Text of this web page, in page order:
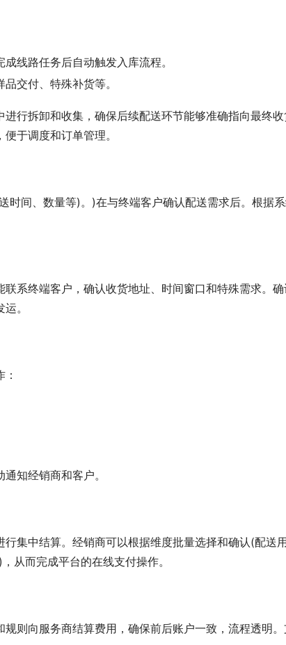
线路任务后自动触发入库流程。
交付、特殊补货等。
行拆卸和收集，确保后续配送环节能够准确指向最终收
于调度和订单管理。
时间、数量等)。)在与终端客户确认配送需求后。根据
系终端客户，确认收货地址、时间窗口和特殊需求。
。
知经销商和客户。
集中结算。经销商可以根据维度批量选择和确认(配送
从而完成平台的在线支付操作。
则向服务商结算费用，确保前后账户一致，流程透明。